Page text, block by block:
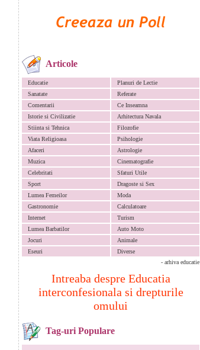
Articole
Educatie
Planuri de Lectie
Sanatate
Referate
Comentarii
Ce Inseamna
Istorie si Civilizatie
Arhitectura Navala
Stiinta si Tehnica
Filozofie
Viata Religioasa
Psihologie
Afaceri
Astrologie
Muzica
Cinematografie
Celebritati
Sfaturi Utile
Sport
Dragoste si Sex
Lumea Femeilor
Moda
Gastronomie
Calculatoare
Internet
Turism
Lumea Barbatilor
Auto Moto
Jocuri
Animale
Eseuri
Diverse
- arhiva educatie
Intreaba despre Educatia
interconfesionala si drepturile
omului
Tag-uri Populare